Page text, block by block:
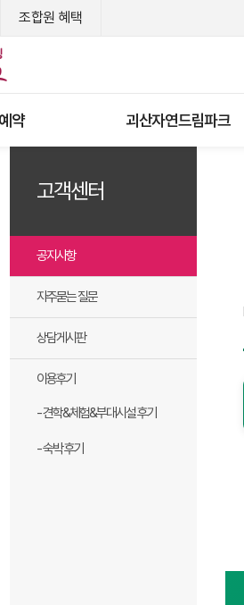
조합원 혜택
약 괴산자연드림파크
고객센터
공지사항
자주묻는 질문
상담게시판
이용후기
- 견학&체험&부대시설 후기
- 숙박 후기